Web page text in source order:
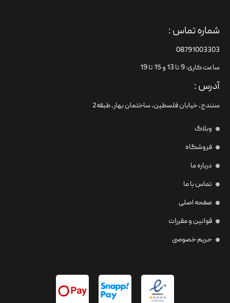
شماره تماس :
08791003303
ساعت کاری: 9 تا 13 و 15 تا 19
آدرس :
سنندج، خیابان فلسطین،‌ ساختمان بهار، طبقه2
وبلاگ
فروشگاه
درباره ما
تماس با ما
صفحه اصلی
قوانین و مقررات
حریم خصوصی